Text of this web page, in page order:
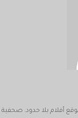
أفلام بلا حدود. صحفية